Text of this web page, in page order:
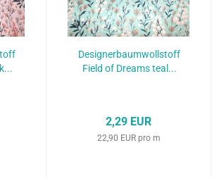
Designerbaumwollstoff
Field of Dreams teal...
2,29 EUR
22,90 EUR pro m